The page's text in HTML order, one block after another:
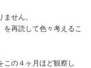
せん。
再読して色々考えるこ
の４ヶ月ほど観察し